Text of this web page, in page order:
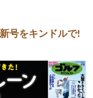
号をキンドルで!